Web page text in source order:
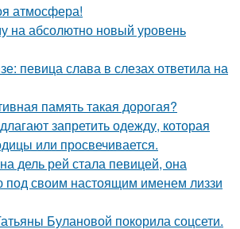
атмосфера!
на абсолютно новый уровень
певица слава в слезах ответила на
память такая дорогая?
запретить одежду, которая
или просвечивается.
дель рей стала певицей, она
под своим настоящим именем лиззи
Булановой покорила соцсети.